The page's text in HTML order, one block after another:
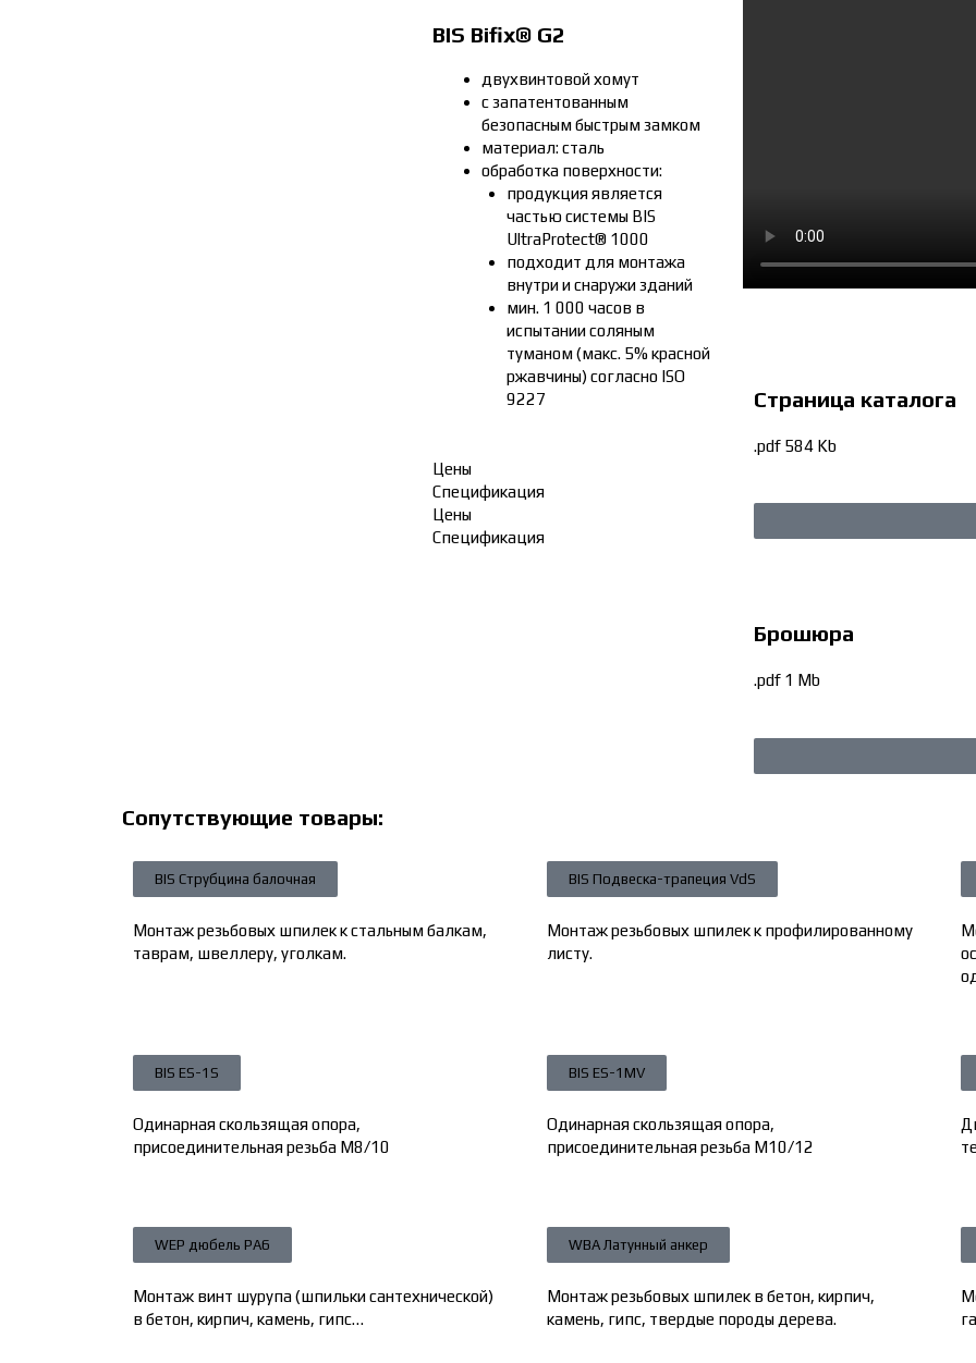
BIS Bifix® G2
двухвинтовой хомут
с запатентованным
безопасным быстрым замком
материал: сталь
обработка поверхности:
продукция является
частью системы BIS
UltraProtect® 1000
подходит для монтажа
внутри и снаружи зданий
мин. 1 000 часов в
испытании соляным
туманом (макс. 5% красной
ржавчины) согласно ISO
9227
Цены
Спецификация
Цены
Спецификация
Страница каталога
.pdf 584 Kb
Брошюра
.pdf 1 Mb
Сопутствующие товары:
BIS Струбцина балочная
Монтаж резьбовых шпилек к стальным балкам,
таврам, швеллеру, уголкам.
BIS Подвеска-трапеция VdS
Монтаж резьбовых шпилек к профилированному
листу.
BIS ES-1S
Одинарная скользящая опора,
присоединительная резьба М8/10
BIS ES-1MV
Одинарная скользящая опора,
присоединительная резьба М10/12
WEP дюбель PA6
Монтаж винт шурупа (шпильки сантехнической)
в бетон, кирпич, камень, гипс…
WBA Латунный анкер
Монтаж резьбовых шпилек в бетон, кирпич,
камень, гипс, твердые породы дерева.